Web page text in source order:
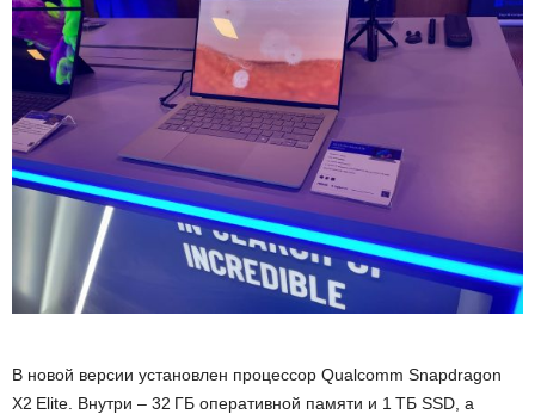
В новой версии установлен процессор Qualcomm Snapdragon
X2 Elite. Внутри – 32 ГБ оперативной памяти и 1 ТБ SSD, а